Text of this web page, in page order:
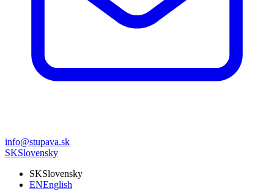
info@stupava.sk
SKSlovensky
SKSlovensky
ENEnglish